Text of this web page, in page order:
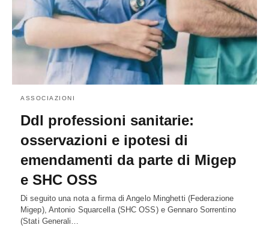
ASSOCIAZIONI
Ddl professioni sanitarie:
osservazioni e ipotesi di
emendamenti da parte di Migep
e SHC OSS
Di seguito una nota a firma di Angelo Minghetti (Federazione
Migep), Antonio Squarcella (SHC OSS) e Gennaro Sorrentino
(Stati Generali…